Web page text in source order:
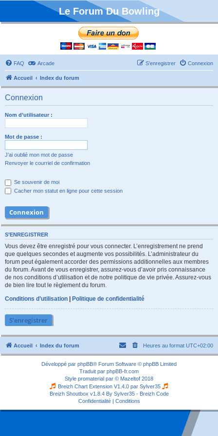
Le Forum Du Bowling
FAQ Arcade Connexion
S’enregistrer
Accueil Index du forum
Connexion
Nom d’utilisateur :
Mot de passe :
J’ai oublié mon mot de passe
Renvoyer le courriel de confirmation
Se souvenir de moi
Cacher mon statut en ligne pour cette session
S’ENREGISTRER
Vous devez être enregistré pour vous connecter. L’enregistrement ne prend
que quelques secondes et augmente vos possibilités. L’administrateur du
forum peut également accorder des permissions additionnelles aux membres
du forum. Avant de vous enregistrer, assurez-vous d’avoir pris connaissance
de nos conditions d’utilisation et de notre politique de vie privée. Assurez-vous
de bien lire tout le règlement du forum.
Conditions d’utilisation | Politique de confidentialité
S’enregistrer
Accueil Index du forum Heures au format UTC+02:00
Développé par phpBB® Forum Software © phpBB Limited
Traduit par phpBB-fr.com
Style promaterial par © Mazeltof 2018
Breizh Chart Extension V1.4.0 par Sylver35
Breizh Shoutbox v1.8.4 By Sylver35 - Breizh Code
Confidentialité| Conditions